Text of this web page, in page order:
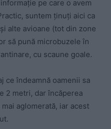
pe care o avem
suntem ținuți aici ca
alte avioane (tot din zone
să pună microbuzele în
cu scaune goale.
ce îndeamnă oamenii sa
2 metri, dar încăperea
aglomerată, iar acest